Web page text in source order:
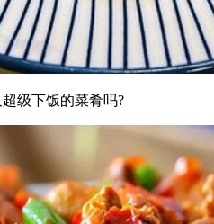
级下饭的菜肴吗?